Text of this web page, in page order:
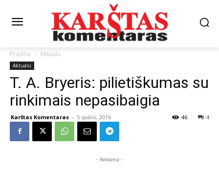
Pradžia Aktualu
Aktualu
T. A. Bryeris: pilietiškumas su
rinkimais nepasibaigia
Karštas Komentaras - 5 spalio, 2016 4
46
- Reklama -